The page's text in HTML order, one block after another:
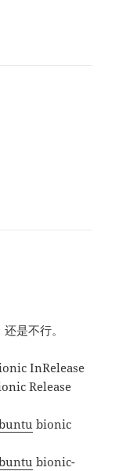
是不行。
InRelease
Release
bionic
bionic-